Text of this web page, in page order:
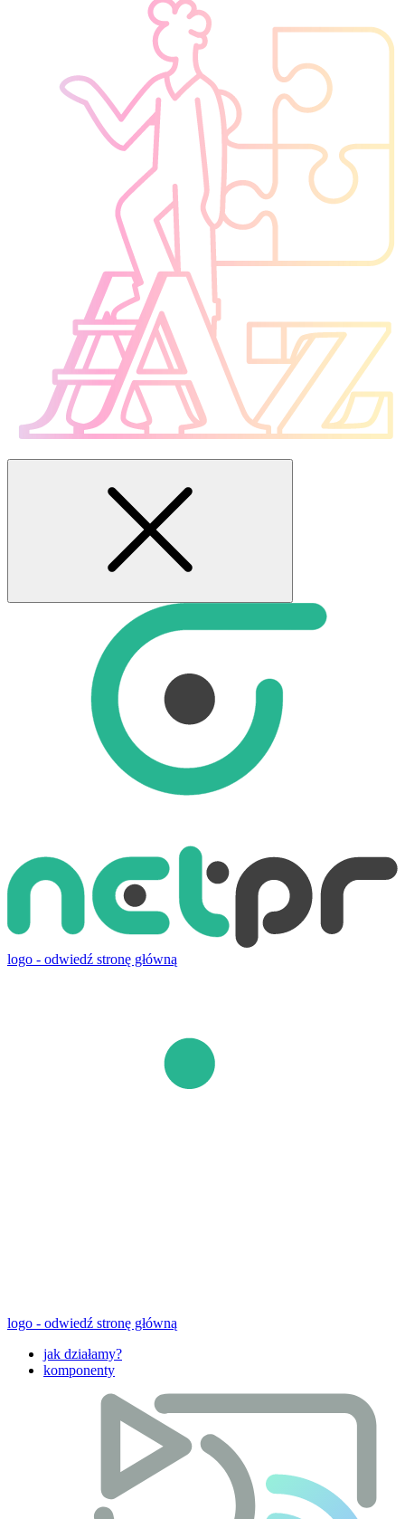
logo - odwiedź stronę główną
logo - odwiedź stronę główną
jak działamy?
komponenty